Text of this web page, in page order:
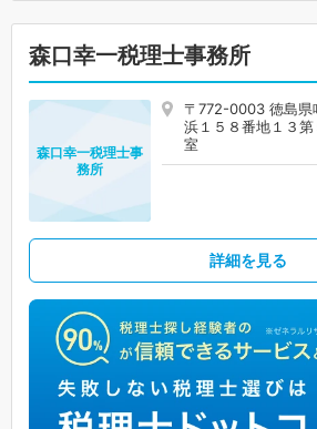
森口幸一税理士事務所
〒772-0003 徳島県
浜１５８番地１３
室
森口幸一税理士事
務所
詳細を見る